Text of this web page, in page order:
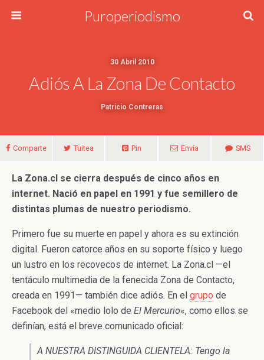
Puroperiodismo
30 Abril 2010
Adiós A La Zona De Contacto
Patricio Contreras
Comparte Tuitea Pin Envía SMS
La Zona.cl se cierra después de cinco años en
internet. Nació en papel en 1991 y fue semillero de
distintas plumas de nuestro periodismo.
Primero fue su muerte en papel y ahora es su extinción
digital. Fueron catorce años en su soporte físico y luego
un lustro en los recovecos de internet. La Zona.cl —el
tentáculo multimedia de la fenecida Zona de Contacto,
creada en 1991— también dice adiós. En el grupo de
Facebook del «medio lolo de El Mercurio«, como ellos se
definían, está el breve comunicado oficial:
A NUESTRA DISTINGUIDA CLIENTELA: Tengo la